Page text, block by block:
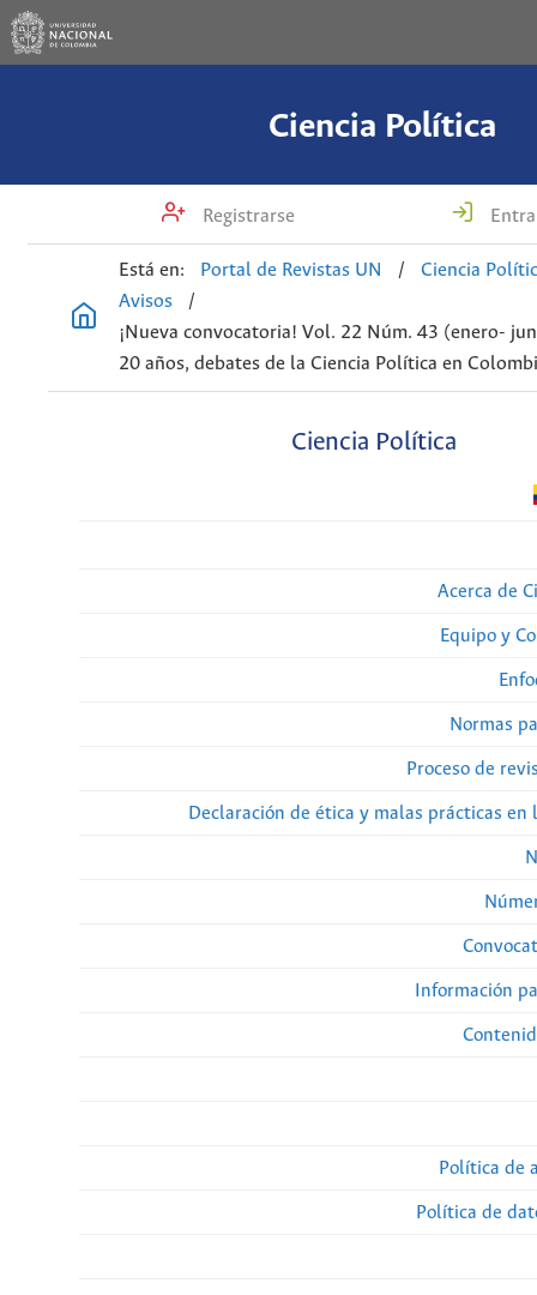
Ciencia Política
Registrarse
Está en: Portal de Revistas UN /
Ciencia
Avisos
/
¡Nueva convocatoria! Vol. 22 Núm. 43 (enero-
20 años, debates de la Ciencia Política en
Ciencia Política
Acerca de
Equipo y
Normas
Proceso de
Declaración de ética y malas prácticas en
Información
Política de
Política de